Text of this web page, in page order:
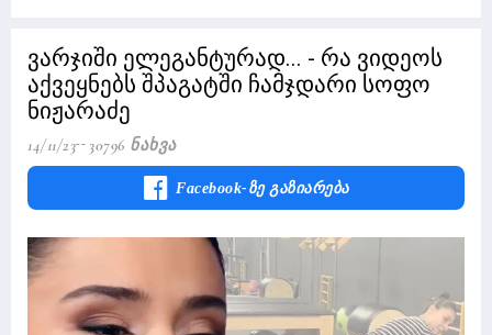
ვარჯიში ელეგანტურად... - რა ვიდეოს
აქვეყნებს შპაგატში ჩამჯდარი სოფო
ნიჟარაძე
14/11/23 30796 Ნახვა
Facebook-Ზე Გაზიარება